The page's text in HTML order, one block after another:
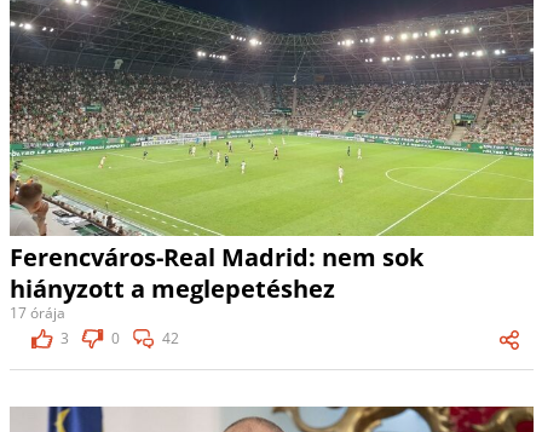
Ferencváros-Real Madrid: nem sok
hiányzott a meglepetéshez
17 órája
3
0 42